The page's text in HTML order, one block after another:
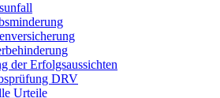
der Erfolgsaussichten
DRV
Urteile